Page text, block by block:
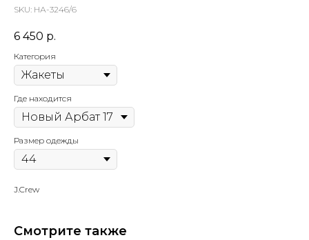
SKU: НА-3246/6
6 450 р.
Категория
Где находится
Размер одежды
J.Crew
Смотрите также